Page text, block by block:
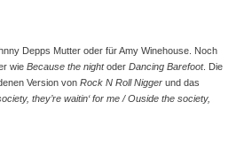
Depps Mutter oder für Amy Winehouse. Noch
wieBecause the nightoder Dancing Barefoot. Die
Version von Rock N Roll Niggerund das
they’re waitin‘ for me / Ouside the society,